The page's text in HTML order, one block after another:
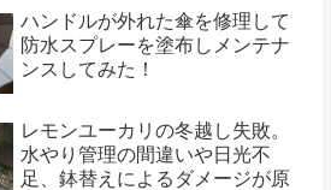
ハンドルが外れた傘を修理して
防水スプレーを塗布しメンテナ
ンスしてみた！
レモンユーカリの冬越し失敗。
水やり管理の間違いや日光不
足、鉢替えによるダメージが原